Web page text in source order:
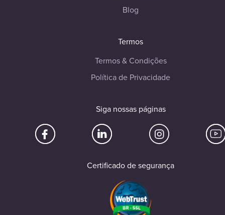
Blog
Termos
Termos & Condições
Política de Privacidade
Siga nossas páginas
Certificado de segurança